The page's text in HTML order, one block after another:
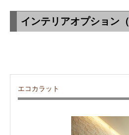
インテリアオプション（
エコカラット